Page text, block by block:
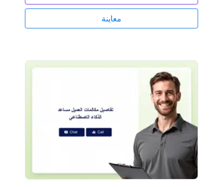
معاينة